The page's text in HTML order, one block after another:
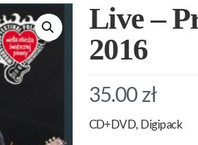
Live –
2016
35.00 zł
CD+DVD, Digipack